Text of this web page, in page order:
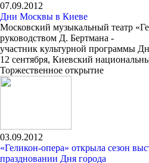
07.09.2012
Дни Москвы в Киеве
Московский музыкальный театр
руководством Д. Бертмана -
участник культурной программы
12 сентября, Киевский
Торжественное открытие
03.09.2012
«Геликон-опера» открыла сезон
праздновании Дня города